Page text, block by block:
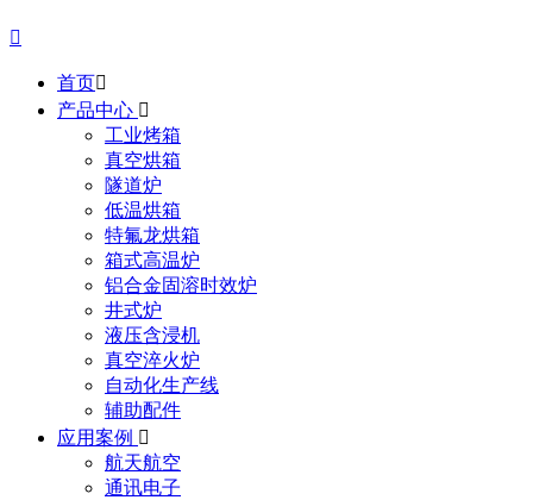

首页
产品中心 
工业烤箱
真空烘箱
隧道炉
低温烘箱
特氟龙烘箱
箱式高温炉
铝合金固溶时效炉
井式炉
液压含浸机
真空淬火炉
自动化生产线
辅助配件
应用案例 
航天航空
通讯电子